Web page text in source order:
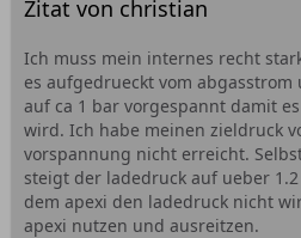
Zitat von christian
Ich muss mein internes recht
es aufgedrueckt vom
auf ca 1 bar vorgespannt damit
wird. Ich habe meinen zieldruck
vorspannung nicht erreicht.
steigt der ladedruck auf ueber
dem apexi den ladedruck nicht
apexi nutzen und ausreitzen.